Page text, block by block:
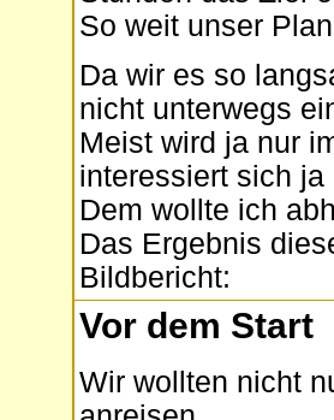
So weit unser
Da wir es so
nicht unterwegs
Meist wird ja nur
interessiert sich ja
Dem wollte ich
Das Ergebnis
Bildbericht:
Vor dem Start
Wir wollten nicht